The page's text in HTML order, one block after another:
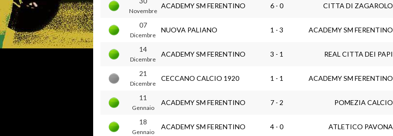
Novembre
ACADEMY SM FERENTINO 6 - 0 CITTA DI ZAGAROLO
07
Dicembre
NUOVA PALIANO 1 - 3 ACADEMY SM FERENTINO
14
Dicembre
ACADEMY SM FERENTINO 3 - 1 REAL CITTA DEI PAPI
21
Dicembre
CECCANO CALCIO 1920 1 - 1 ACADEMY SM FERENTINO
11
Gennaio
ACADEMY SM FERENTINO 7 - 2 POMEZIA CALCIO
18
Gennaio
ACADEMY SM FERENTINO 4 - 0 ATLETICO PAVONA